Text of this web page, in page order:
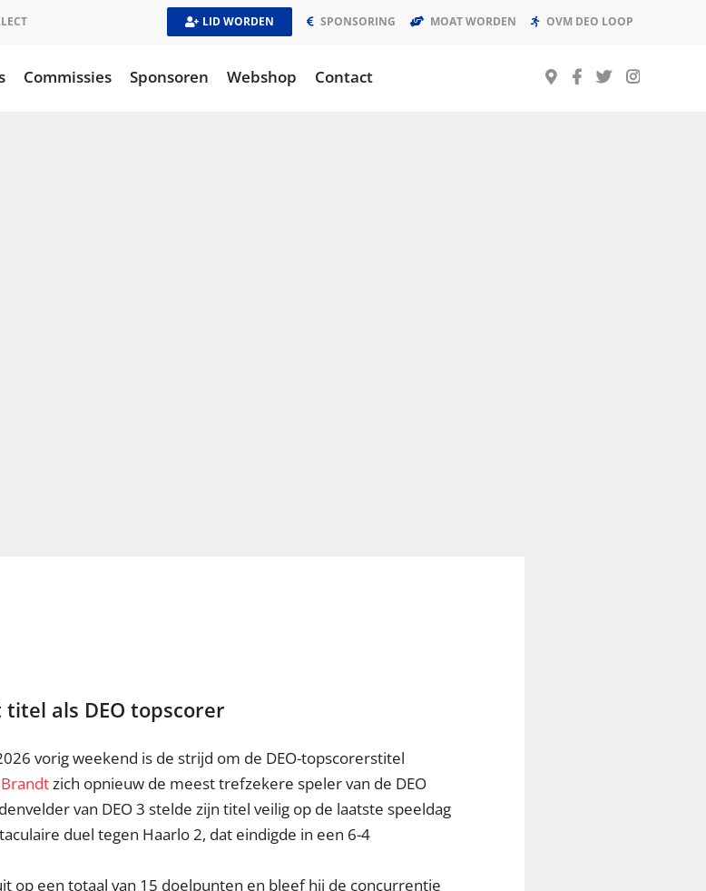
LID WORDEN SPONSORING MOAT WORDEN OVM DEO LOOP
Commissies Sponsoren Webshop Contact
als DEO topscorer
vorig weekend is de strijd om de DEO-topscorerstitel
zich opnieuw de meest trefzekere speler van de DEO
van DEO 3 stelde zijn titel veilig op de laatste speeldag
duel tegen Haarlo 2, dat eindigde in een 6-4
op een totaal van 15 doelpunten en bleef hij de concurrentie